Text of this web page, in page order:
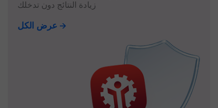
زيادة النتائج دون تدخلك
عرض الكل